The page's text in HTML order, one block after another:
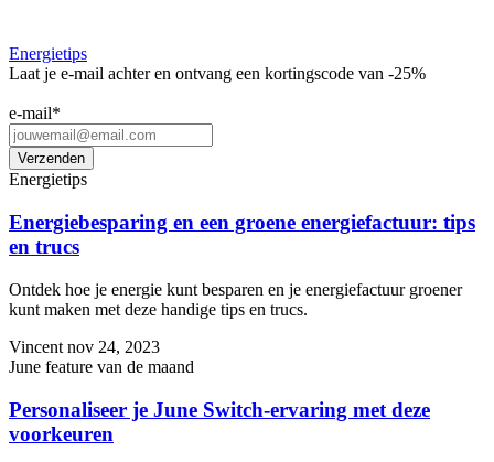
Energietips
Laat je e-mail achter en ontvang een kortingscode van -25%
e-mail*
Energietips
Energiebesparing en een groene energiefactuur: tips
en trucs
Ontdek hoe je energie kunt besparen en je energiefactuur groener
kunt maken met deze handige tips en trucs.
Vincent nov 24, 2023
June feature van de maand
Personaliseer je June Switch-ervaring met deze
voorkeuren